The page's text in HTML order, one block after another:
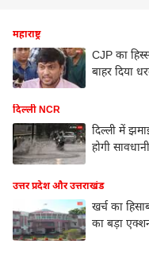
महाराष्ट्र
CJP का
बाहर दिया
दिल्ली NCR
दिल्ली में
होगी सावधानी
उत्तर प्रदेश और उत्तराखंड
खर्च का
का बड़ा